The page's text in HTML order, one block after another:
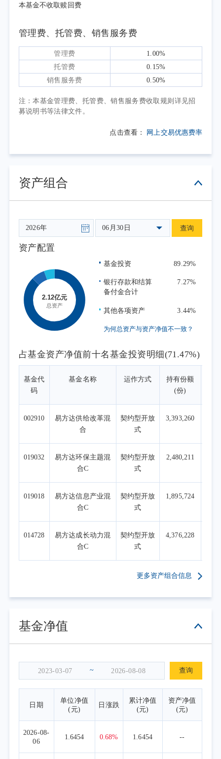
块在AI叙事和大厂不断攀升的资本开支驱动下
数仅为-14.99%，上涨股票比例仅约32%。
大宗商品方面，布伦特原油自高位持续回
调。地缘政治溢价几乎归零，市场实际上在将
美伊临时停火当作永久协议来定价。与此同
时，黄金经历了堪称"灾难性"的抛售——二季
度下跌约14%，创2013年以来最大季度跌幅。
新任美联储主席沃什6月首秀释放强硬鹰派信
号，点阵图显示半数官员预计年内加息，10年
美元走强，对黄金构成双重打击。
显。30年期美债收益率一度突破5%，创2007年
以来新高；而中国10年期国债收益率维持在
约292个基点。
整体来看，二季度市场主题从一季度的"地
缘风险+滞胀担忧"切换至"AI全面通胀+地缘溢
价消退"的复杂组合，全球风险资产呈现高共
识、高拥挤、高波动的"三高"特征。
在上述背景下，本基金坚持自下而上的基
金优选与自上而下的资产配置相结合的投资框
架。在战略层面，我们长期看好三大方向：人
价值重估、黄金作为货币体系重构的对冲工
具。在战术层面，二季度我们围绕三个核心操
作进行了审慎调整：维持成长仓位但强化尾部
风险管理、逐步将部分海外算力仓位转向国产
算力、战术性降低有色金属与黄金相关配置比
例。具体如下：
一、股票仓位：维持成长配置，强化尾部
风险管理
二季度全球风险资产呈现高度拥挤的特
现出极强的相关性，300成长和标普500相关系
降至十年低点。这种跨资产、跨策略的高度趋
同，既反映了底层宏观叙事的统一性，也是机
果。中、美、韩市场交易额前10%的公司基本
学术研究和实证分析均表明，拥挤交易长
股票在危机期间累计异常回报大幅为负，且显
科技的高比例配置，科技主题基金及主动管理
型科技基金仍为组合核心仓位。但在组合管理
上强化了尾部风险防范，作为本基金二季度权
益型基金操作的核心思路——不因拥挤而轻易
离场，但为每一种可能的尾部情景做好预案。
二、AI方向：维持高配，结构性从海外算
力转向国产算力
本基金不收取赎回费
管理费、托管费、销售服务费
管理费
1.00%
托管费
0.15%
销售服务费
0.50%
注：本基金管理费、托管费、销售服务费收取规则详见招
募说明书等法律文件。
点击查看： 网上交易优惠费率
资产组合
06月30日 查询
资产配置
基金投资 89.29%
银行存款和结算
备付金合计
7.27%
其他各项资产 3.44%
为何总资产与资产净值不一致？
占基金资产净值前十名基金投资明细(71.47%)
基金代
码
基金名称 运作方式
持有份额
(份)
002910
易方达供给改革混
合
契约型开放
式
3,393,260
019032
易方达环保主题混
合C
契约型开放
式
2,480,211
019018
易方达信息产业混
合C
契约型开放
式
1,895,724
014728
易方达成长动力混
合C
契约型开放
式
4,376,228
更多资产组合信息
基金净值
~ 查询
日期
单位净值
(元)
日涨跌
累计净值
(元)
资产净值
(元)
2026-08-
06
1.6454 0.68% 1.6454 --